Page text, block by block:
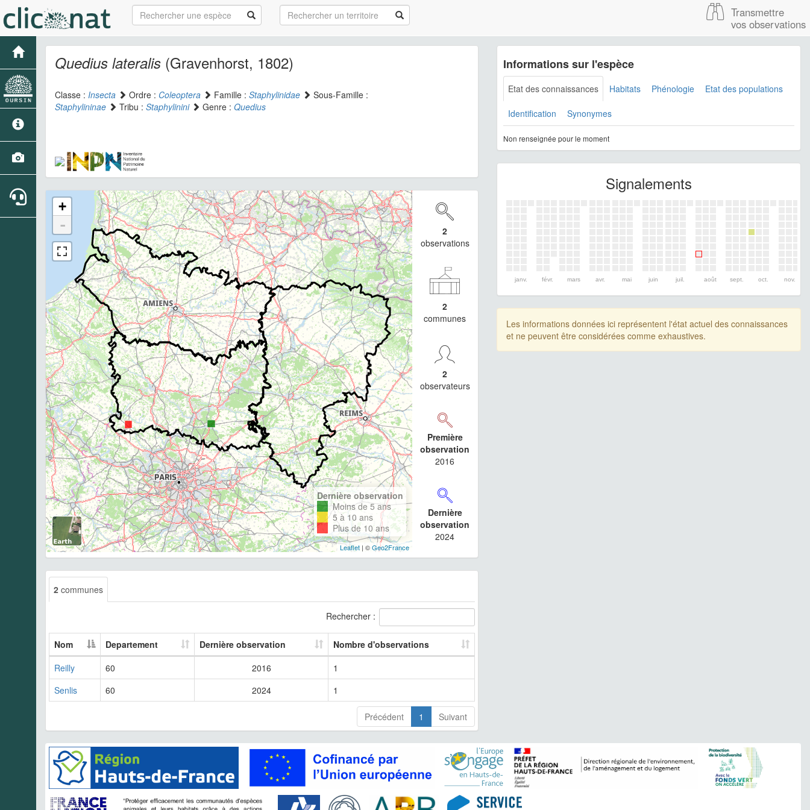
Transmettre
vos observations
Quedius lateralis (Gravenhorst, 1802)
Classe : Insecta Ordre : Coleoptera Famille : Staphylinidae
Sous-Famille :
Staphylininae
Tribu : Staphylinini Genre : Quedius
+
-
Dernière observation
Moins de 5 ans
5 à 10 ans
Plus de 10 ans
Leaflet| ©Geo2France
2
observations
2
communes
2
observateurs
Première
observation
2016
Dernière
observation
2024
2 communes
Rechercher :
Nom Departement Dernière observation
Nombre d'observations
Reilly
60 2016
1
Senlis
60 2024 1
Précédent 1 Suivant
Informations sur l'espèce
Etat des connaissances Habitats Phénologie Etat des populations
Identification Synonymes
Non renseignée pour le moment
Signalements
janv. févr. mars avr. mai juin juil. août sept. oct. nov.
Les informations données ici représentent l'état actuel des connaissances
et ne peuvent être considérées comme exhaustives.